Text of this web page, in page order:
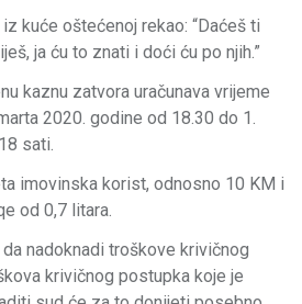
kuće oštećenoj rekao: “Daćeš ti
ja ću to znati i doći ću po njih.”
kaznu zatvora uračunava vrijeme
2020. godine od 18.30 do 1.
sati.
imovinska korist, odnosno 10 KM i
od 0,7 litara.
nadoknadi troškove krivičnog
krivičnog postupka koje je